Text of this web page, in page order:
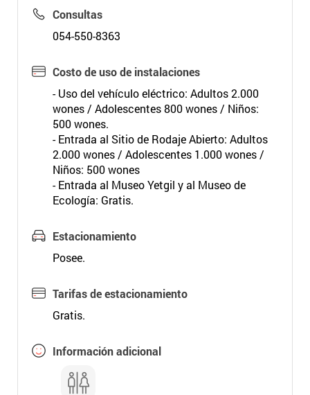
Consultas
054-550-8363
Costo de uso de instalaciones
- Uso del vehículo eléctrico: Adultos 2.000
wones / Adolescentes 800 wones / Niños:
500 wones.
- Entrada al Sitio de Rodaje Abierto: Adultos
2.000 wones / Adolescentes 1.000 wones /
Niños: 500 wones
- Entrada al Museo Yetgil y al Museo de
Ecología: Gratis.
Estacionamiento
Posee.
Tarifas de estacionamiento
Gratis.
Información adicional